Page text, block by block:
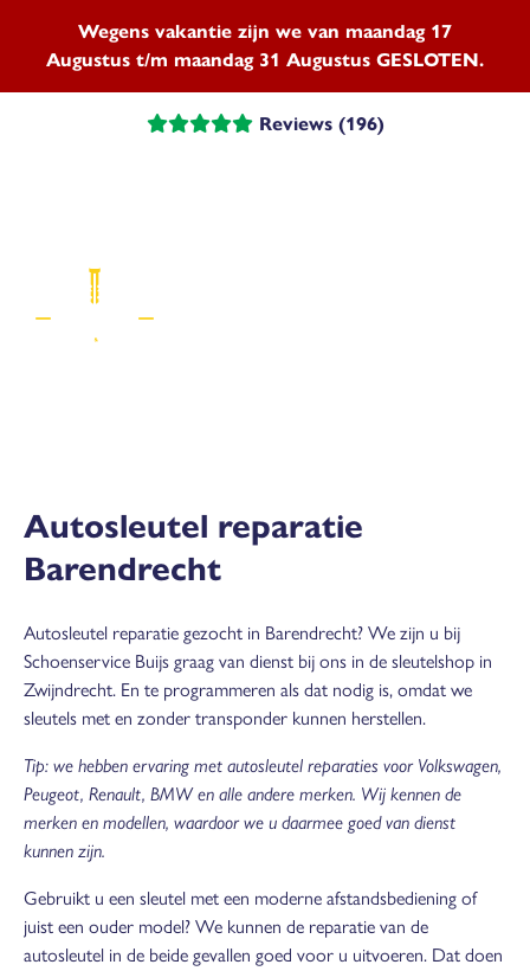
Wegens vakantie zijn we van maandag 17
Augustus t/m maandag 31 Augustus GESLOTEN.
Reviews (196)
Autosleutel reparatie
Barendrecht
Autosleutel reparatie gezocht in Barendrecht? We zijn u bij
Schoenservice Buijs graag van dienst bij ons in de sleutelshop in
Zwijndrecht. En te programmeren als dat nodig is, omdat we
sleutels met en zonder transponder kunnen herstellen.
Tip: we hebben ervaring met autosleutel reparaties voor Volkswagen,
Peugeot, Renault, BMW en alle andere merken. Wij kennen de
merken en modellen, waardoor we u daarmee goed van dienst
kunnen zijn.
Gebruikt u een sleutel met een moderne afstandsbediening of
juist een ouder model? We kunnen de reparatie van de
autosleutel in de beide gevallen goed voor u uitvoeren. Dat doen